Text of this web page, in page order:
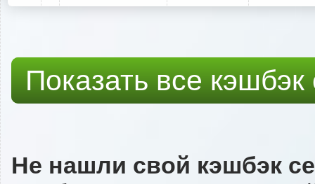
Показать все
Не нашли свой кэшбэк